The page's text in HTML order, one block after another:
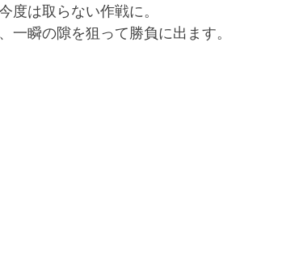
度は取らない作戦に。
一瞬の隙を狙って勝負に出ます。